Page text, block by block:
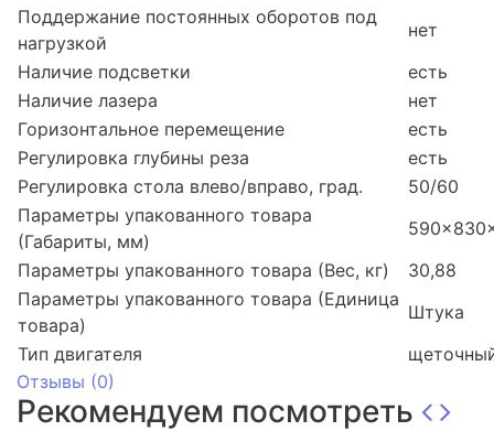
Поддержание постоянных оборотов под
нагрузкой
нет
Наличие подсветки
есть
Наличие лазера
нет
Горизонтальное перемещение
есть
Регулировка глубины реза
есть
Регулировка стола влево/вправо, град.
50/60
Параметры упакованного товара
(Габариты, мм)
Параметры упакованного товара (Вес, кг)
30,88
Параметры упакованного товара (Единица
товара)
Штука
Тип двигателя
Отзывы (0)
Рекомендуем посмотреть